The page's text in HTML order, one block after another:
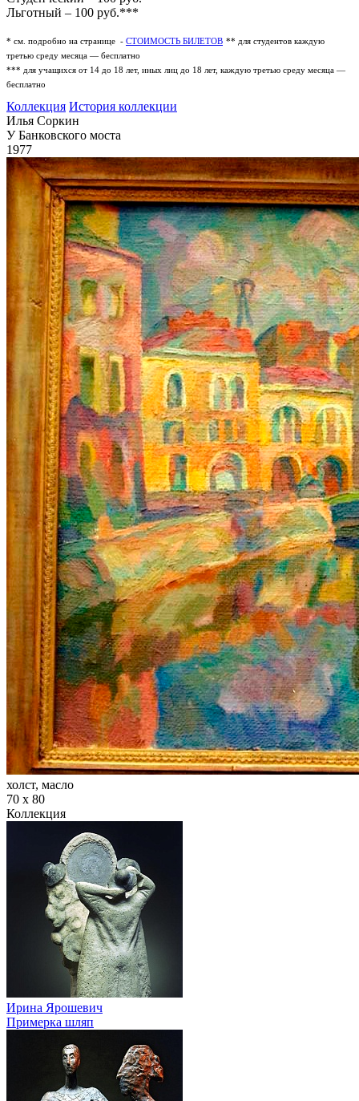
Льготный – 100 руб.***
* см. подробно на странице - СТОИМОСТЬ БИЛЕТОВ ** для студентов каждую
третью среду месяца — бесплатно
*** для учащихся от 14 до 18 лет, иных лиц до 18 лет, каждую третью среду месяца —
бесплатно
Коллекция История коллекции
Илья Соркин
У Банковского моста
1977
холст, масло
70 х 80
Коллекция
Ирина Ярошевич
Примерка шляп